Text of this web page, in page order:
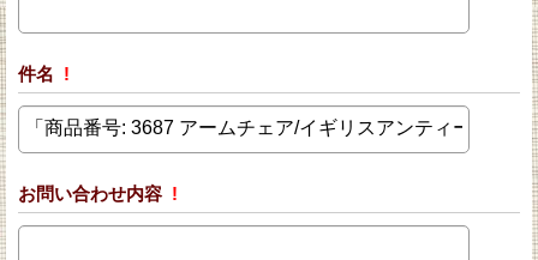
件名 !
お問い合わせ内容 !